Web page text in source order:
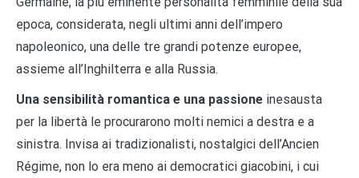
epoca, considerata, negli ultimi anni dell’impero
napoleonico, una delle tre grandi potenze europee,
assieme all’Inghilterra e alla Russia.
Una sensibilità romantica e una passione inesausta
per la libertà le procurarono molti nemici a destra e a
sinistra. Invisa ai tradizionalisti, nostalgici dell’Ancien
Régime, non lo era meno ai democratici giacobini, i cui